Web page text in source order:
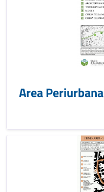
Area Periurbana